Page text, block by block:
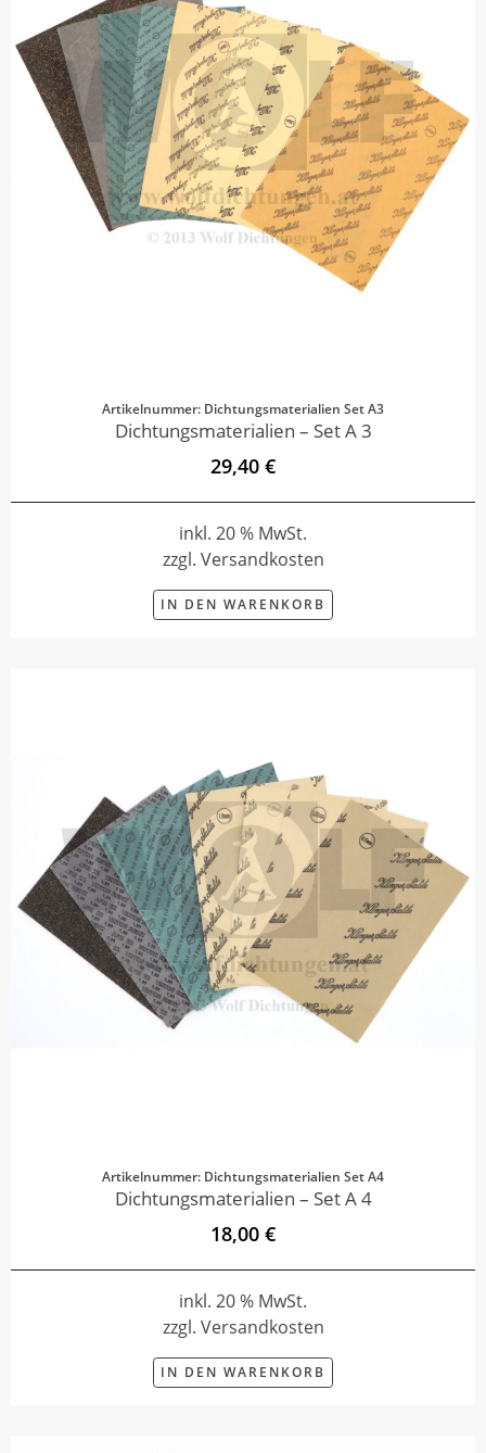
Artikelnummer: Dichtungsmaterialien Set A3
Dichtungsmaterialien – Set A 3
29,40 €
inkl. 20 % MwSt.
zzgl. Versandkosten
IN DEN WARENKORB
Artikelnummer: Dichtungsmaterialien Set A4
Dichtungsmaterialien – Set A 4
18,00 €
inkl. 20 % MwSt.
zzgl. Versandkosten
IN DEN WARENKORB